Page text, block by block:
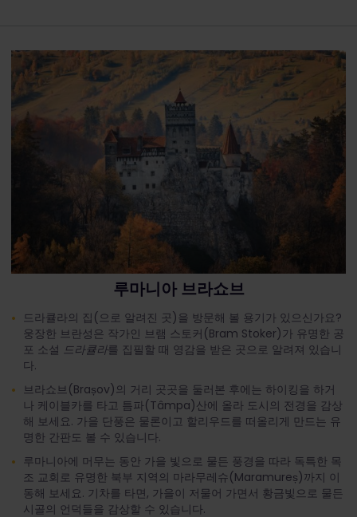
루마니아 브라쇼브
드라큘라의 집(으로 알려진 곳)을 방문해 볼 용기가 있으신가요?
웅장한 브란성은 작가인 브램 스토커(Bram Stoker)가 유명한 공
포 소설 드라큘라를 집필할 때 영감을 받은 곳으로 알려져 있습니
다.
브라쇼브(Brașov)의 거리 곳곳을 둘러본 후에는 하이킹을 하거
나 케이블카를 타고 틈파(Tâmpa)산에 올라 도시의 전경을 감상
해 보세요. 가을 단풍은 물론이고 할리우드를 떠올리게 만드는 유
명한 간판도 볼 수 있습니다.
루마니아에 머무는 동안 가을 빛으로 물든 풍경을 따라 독특한 목
조 교회로 유명한 북부 지역의 마라무레슈(Maramureș)까지 이
동해 보세요. 기차를 타면, 가을이 저물어 가면서 황금빛으로 물든
시골의 언덕들을 감상할 수 있습니다.